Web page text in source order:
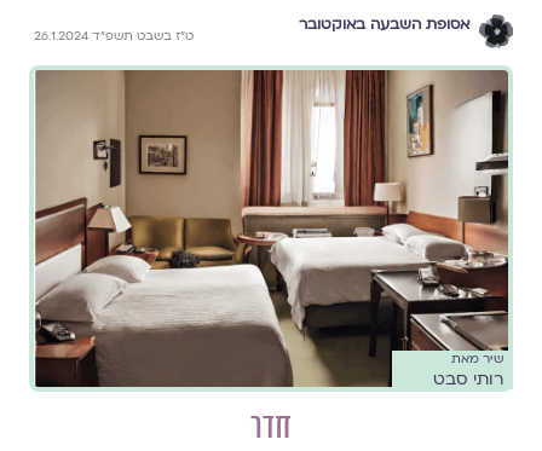
אסופת השבעה באוקטובר
ט״ז בשבט תשפ״ד 26.1.2024
שיר מאת
רותי סבט
חדר